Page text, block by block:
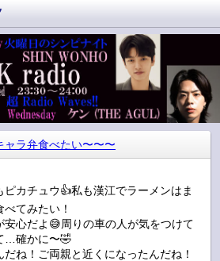
ャラ弁食べたい〜〜〜
カチュウ👍私も漢江でラーメンはま
てみたい！
心だよ😅周りの車の人が気をつけて
…確かに〜🤣
ね！ご両親と近くになったんだね！